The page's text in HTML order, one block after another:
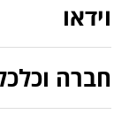
וידאו
חברה